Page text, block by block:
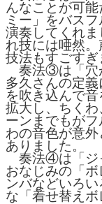
んなことが可
ミー」をバス
演奏してくれ
れ技には唖然
技法もすごすぎ
奏法③は「穴
多久さんの定
を吹き込んで
拡大し、ちく
ーンまでもがフ
わの音色が意
ありました。
奏法④は「ジ
おなじみの「
ンバなどいろ
な「着せ替えボ